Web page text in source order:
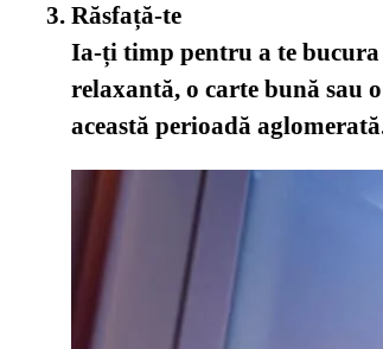
Răsfață-te
Ia-ți timp pentru a te
relaxantă, o carte bună sau
această perioadă